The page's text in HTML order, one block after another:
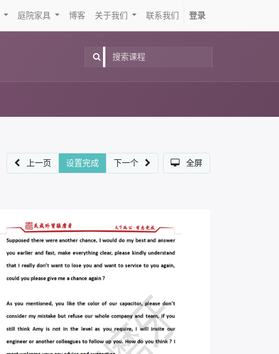
庭院家具 博客 关于我们 联系我们 登录
上一页 设置完成 下一个 全屏